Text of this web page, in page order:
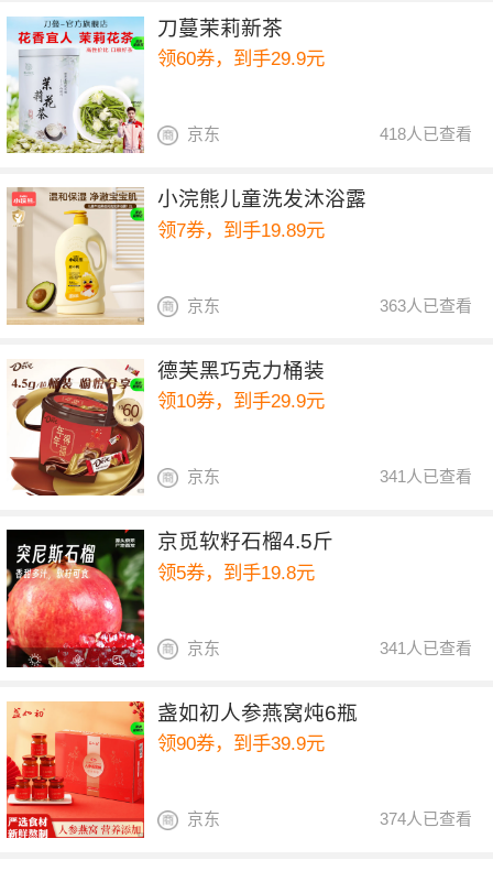
刀蔓茉莉新茶
领60券，到手29.9元
418人已查看
京东
小浣熊儿童洗发沐浴露
领7券，到手19.89元
363人已查看
京东
德芙黑巧克力桶装
领10券，到手29.9元
341人已查看
京东
京觅软籽石榴4.5斤
领5券，到手19.8元
341人已查看
京东
盏如初人参燕窝炖6瓶
领90券，到手39.9元
374人已查看
京东